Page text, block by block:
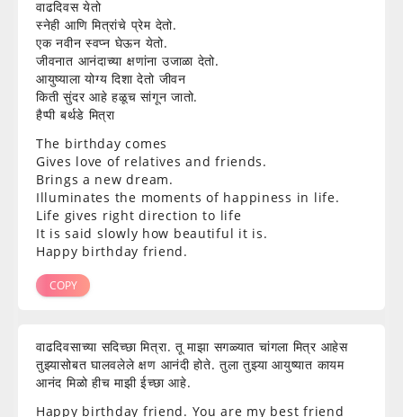
वाढदिवस येतो
स्नेही आणि मित्रांचे प्रेम देतो.
एक नवीन स्वप्न घेऊन येतो.
जीवनात आनंदाच्या क्षणांना उजाळा देतो.
आयुष्याला योग्य दिशा देतो जीवन
किती सुंदर आहे हळूच सांगून जातो.
हैप्पी बर्थडे मित्रा
The birthday comes
Gives love of relatives and friends.
Brings a new dream.
Illuminates the moments of happiness in life.
Life gives right direction to life
It is said slowly how beautiful it is.
Happy birthday friend.
COPY
वाढदिवसाच्या सदिच्छा मित्रा. तू माझा सगळ्यात चांगला मित्र आहेस
तुझ्यासोबत घालवलेले क्षण आनंदी होते. तुला तुझ्या आयुष्यात कायम
आनंद मिळो हीच माझी ईच्छा आहे.
Happy birthday friend. You are my best friend